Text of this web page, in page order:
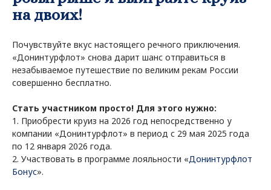
на двоих!
Почувствуйте вкус настоящего речного приключения.
«Донинтурфлот» снова дарит шанс отправиться в
незабываемое путешествие по великим рекам России
совершенно бесплатно.
Стать участником просто! Для этого нужно:
1. Приобрести круиз на 2026 год непосредственно у
компании «Донинтурфлот» в период с 29 мая 2025 года
по 12 января 2026 года.
2. Участвовать в программе лояльности «Донинтурфлот
Бонус».